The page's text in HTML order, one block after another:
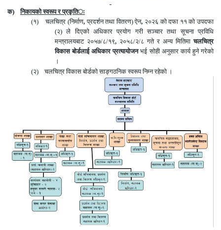
क) निकायको स्वरूप र प्रकृतिः
(१) चलचित्र (निर्माण,प्रदर्शन तथा वितरण) ऐन, २०२६ को दफा ११ को उपदफा
(२) ले दिएको अधिकार प्रयोग गरी सञ्चार तथा सूचना प्रविधि
मन्त्रालयबाट २०५७/८/१९, २०५८/२/८ गते र अन्य मितिमाचलचित्र
विकास बोर्डलाई अधिकार प्रत्यायोजनभई सोही अनुसार कार्य हुने गरेको
।
(२) चलचित्र विकास बोर्डको साङ्गठनिक स्वरूप निम्न रहेको ।